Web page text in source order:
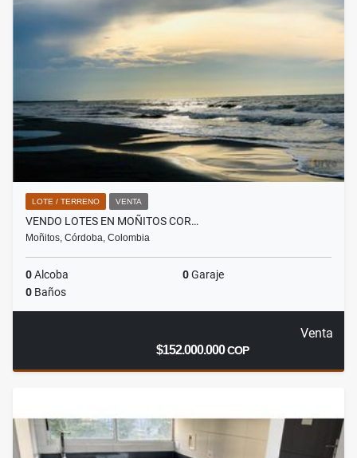
LOTE / TERRENO VENTA
VENDO LOTES EN MOÑITOS COR…
Moñitos, Córdoba, Colombia
0Alcoba 0Garaje
0 Baños
Venta
$152.000.000COP